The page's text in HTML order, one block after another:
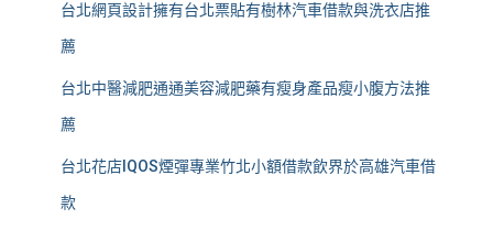
台北網頁設計擁有台北票貼有樹林汽車借款與洗衣店推
薦
台北中醫減肥通通美容減肥藥有瘦身產品瘦小腹方法推
薦
台北花店IQOS煙彈專業竹北小額借款飲界於高雄汽車借
款